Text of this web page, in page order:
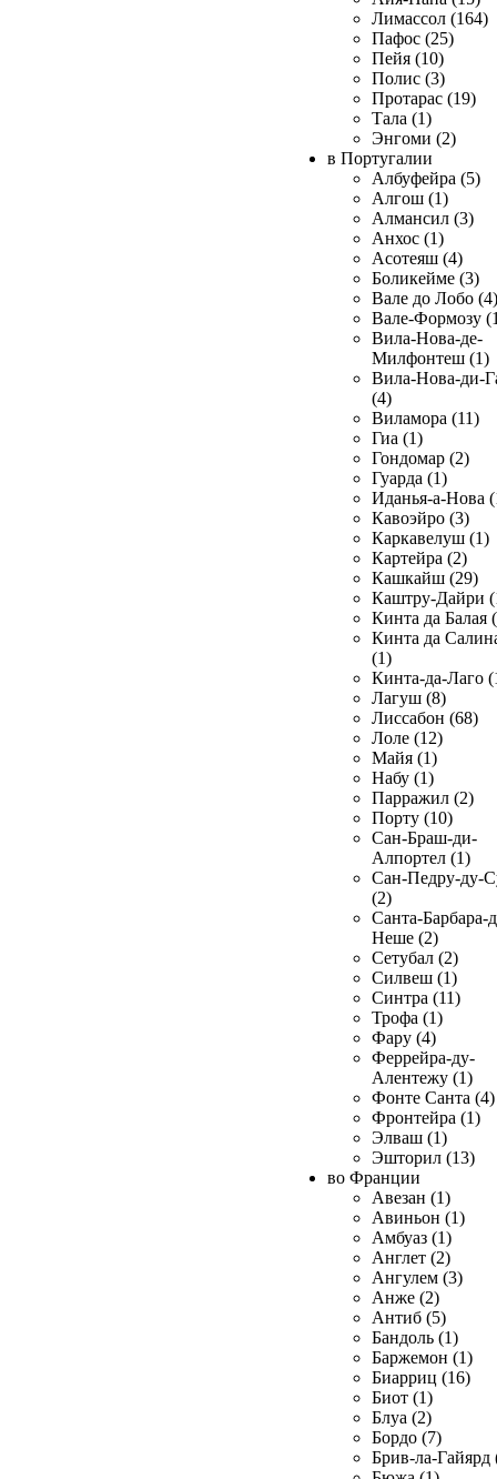
Лимассол (164)
Пафос (25)
Пейя (10)
Полис (3)
Протарас (19)
Тала (1)
Энгоми (2)
в Португалии
Албуфейра (5)
Алгош (1)
Алмансил (3)
Анхос (1)
Асотеяш (4)
Боликейме (3)
Вале до Лобо (4)
Вале-Формозу
Вила-Нова-де-
Милфонтеш (1)
Вила-Нова-ди-
(4)
Виламора (11)
Гиа (1)
Гондомар (2)
Гуарда (1)
Иданья-а-Нова
Кавоэйро (3)
Каркавелуш (1)
Картейра (2)
Кашкайш (29)
Каштру-Дайри
Кинта да Балая
Кинта да
(1)
Кинта-да-Лаго
Лагуш (8)
Лиссабон (68)
Лоле (12)
Майя (1)
Набу (1)
Парражил (2)
Порту (10)
Сан-Браш-ди-
Алпортел (1)
Сан-Педру-ду-
(2)
Санта-Барбара-
Неше (2)
Сетубал (2)
Силвеш (1)
Синтра (11)
Трофа (1)
Фару (4)
Феррейра-ду-
Алентежу (1)
Фонте Санта (4)
Фронтейра (1)
Элваш (1)
Эшторил (13)
во Франции
Авезан (1)
Авиньон (1)
Амбуаз (1)
Англет (2)
Ангулем (3)
Анже (2)
Антиб (5)
Бандоль (1)
Баржемон (1)
Биарриц (16)
Биот (1)
Блуа (2)
Бордо (7)
Брив-ла-Гайярд